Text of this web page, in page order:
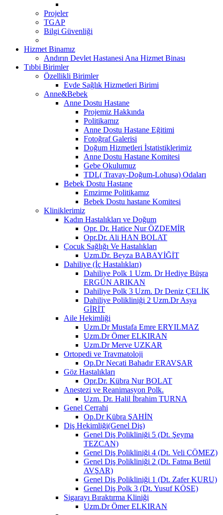
Projeler
TGAP
Bilgi Güvenliği
Hizmet Binamız
Andırın Devlet Hastanesi Ana Hizmet Binası
Tıbbi Birimler
Özellikli Birimler
Evde Sağlık Hizmetleri Birimi
Anne&Bebek
Anne Dostu Hastane
Projemiz Hakkında
Politikamız
Anne Dostu Hastane Eğitimi
Fotoğraf Galerisi
Doğum Hizmetleri İstatistiklerimiz
Anne Dostu Hastane Komitesi
Gebe Okulumuz
TDL( Travay-Doğum-Lohusa) Odaları
Bebek Dostu Hastane
Emzirme Politikamız
Bebek Dostu hastane Komitesi
Kliniklerimiz
Kadın Hastalıkları ve Doğum
Opr. Dr. Hatice Nur ÖZDEMİR
Opr.Dr. Ali HAN BOLAT
Çocuk Sağlığı Ve Hastalıkları
Uzm.Dr. Beyza BABAYİĞİT
Dahiliye (İç Hastalıkları)
Dahiliye Polk 1 Uzm. Dr Hediye Büşra
ERGÜN ARIKAN
Dahiliye Polk 3 Uzm. Dr Deniz ÇELİK
Dahiliye Polikliniği 2 Uzm.Dr Asya
GİRİT
Aile Hekimliği
Uzm.Dr Mustafa Emre ERYILMAZ
Uzm.Dr Ömer ELKIRAN
Uzm.Dr Merve UZKAR
Ortopedi ve Travmatoloji
Op.Dr Necati Bahadır ERAVŞAR
Göz Hastalıkları
Opr.Dr. Kübra Nur BOLAT
Anestezi ve Reanimasyon Polk.
Uzm. Dr. Halil İbrahim TURNA
Genel Cerrahi
Op.Dr Kübra ŞAHİN
Diş Hekimliği(Genel Diş)
Genel Diş Polikliniği 5 (Dt. Şeyma
TEZCAN)
Genel Diş Polikliniği 4 (Dt. Veli ÇÖMEZ)
Genel Diş Polikliniği 2 (Dt. Fatma Betül
AVŞAR)
Genel Diş Polikliniği 1 (Dt. Zafer KURU)
Genel Diş Polk 3 (Dt. Yusuf KÖSE)
Sigarayı Bıraktırma Kliniği
Uzm.Dr Ömer ELKIRAN